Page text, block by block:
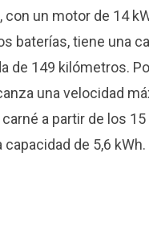
con un motor de 14
baterías, tiene una
de 149 kilómetros.
una velocidad
a partir de los
de 5,6 kWh.